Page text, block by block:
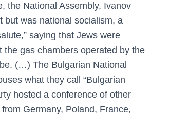
the National Assembly, Ivanov
but was national socialism, a
saying that Jews were
gas chambers operated by the
(…) The Bulgarian National
what they call “Bulgarian
hosted a conference of other
Germany, Poland, France,